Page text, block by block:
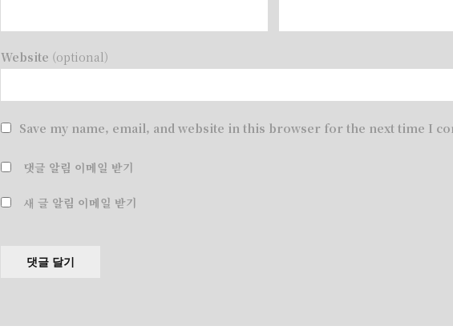
Website (optional)
Save my name, email, and website in this browser for the next time I
댓글 알림 이메일 받기
새 글 알림 이메일 받기